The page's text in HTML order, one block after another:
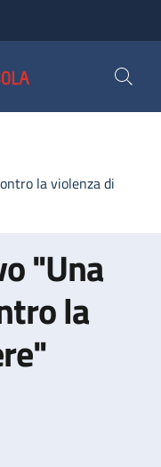
la violenza di
"Una
la